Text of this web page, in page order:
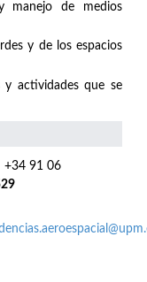
manejo de medios
y de los espacios
actividades que se
+34 91 06